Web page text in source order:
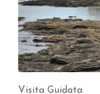
Visita Guidata